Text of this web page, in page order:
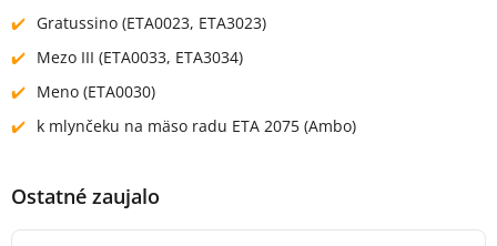
Gratussino (ETA0023, ETA3023)
Mezo III (ETA0033, ETA3034)
Meno (ETA0030)
k mlynčeku na mäso radu ETA 2075 (Ambo)
Ostatné zaujalo